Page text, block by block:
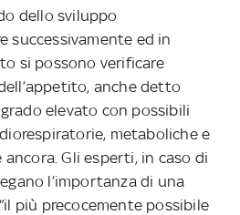
dello sviluppo
successivamente ed in
si possono verificare
anche detto
elevato con possibili
metaboliche e
Gli esperti, in caso di
l’importanza di una
più precocemente possibile